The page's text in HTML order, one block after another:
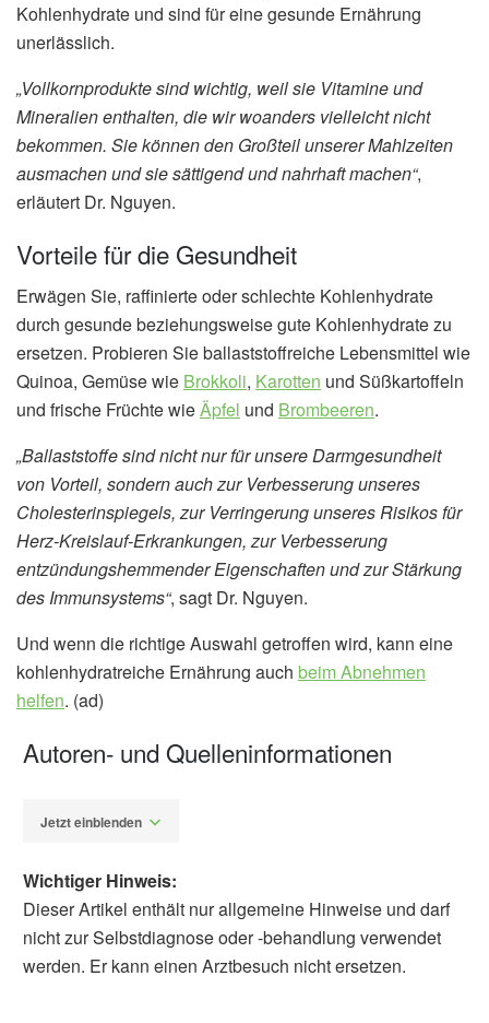
Kohlenhydrate und sind für eine gesunde Ernährung
unerlässlich.
„Vollkornprodukte sind wichtig, weil sie Vitamine und
Mineralien enthalten, die wir woanders vielleicht nicht
bekommen. Sie können den Großteil unserer Mahlzeiten
ausmachen und sie sättigend und nahrhaft machen“,
erläutert Dr. Nguyen.
Vorteile für die Gesundheit
Erwägen Sie, raffinierte oder schlechte Kohlenhydrate
durch gesunde beziehungsweise gute Kohlenhydrate zu
ersetzen. Probieren Sie ballaststoffreiche Lebensmittel wie
Quinoa, Gemüse wie Brokkoli, Karotten und Süßkartoffeln
und frische Früchte wieÄpfel und Brombeeren.
„Ballaststoffe sind nicht nur für unsere Darmgesundheit
von Vorteil, sondern auch zur Verbesserung unseres
Cholesterinspiegels, zur Verringerung unseres Risikos für
Herz-Kreislauf-Erkrankungen, zur Verbesserung
entzündungshemmender Eigenschaften und zur Stärkung
des Immunsystems“, sagt Dr. Nguyen.
Und wenn die richtige Auswahl getroffen wird, kann eine
kohlenhydratreiche Ernährung auch beim Abnehmen
helfen. (ad)
Autoren- und Quelleninformationen
Jetzt einblenden
Wichtiger Hinweis:
Dieser Artikel enthält nur allgemeine Hinweise und darf
nicht zur Selbstdiagnose oder -behandlung verwendet
werden. Er kann einen Arztbesuch nicht ersetzen.